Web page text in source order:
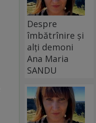
Despre
îmbătrînire și
alți demoni
Ana Maria
SANDU